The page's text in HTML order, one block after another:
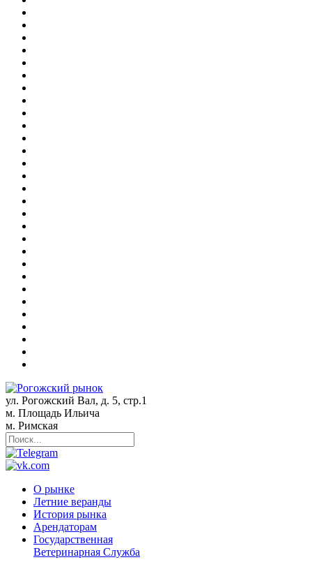
ул. Рогожский Вал, д. 5, стр.1
м. Площадь Ильича
м. Римская
О рынке
Летние веранды
История рынка
Арендаторам
Государственная
Ветеринарная Служба